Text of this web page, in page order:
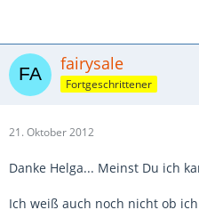
fairysale
Fortgeschrittener
21. Oktober 2012
Danke Helga... Meinst Du ich
Ich weiß auch noch nicht ob